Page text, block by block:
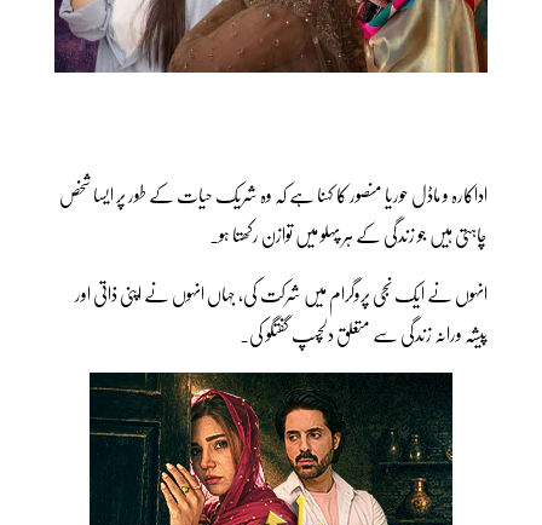
اداکارہ و ماڈل حوریا منصور کا کہنا ہے کہ وہ شریک حیات کے طور پر ایسا شخص
چاہتی ہیں جو زندگی کے ہر پہلو میں توازن رکھتا ہو۔
انہوں نے ایک نجی پروگرام میں شرکت کی، جہاں انہوں نے اپنی ذاتی اور
پیشہ ورانہ زندگی سے متعلق دلچسپ گفتگو کی۔